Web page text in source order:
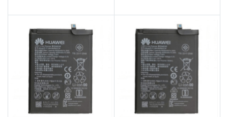
490.000đ Liên hệ
Vệ sinh máy miễn phí
Thời gian lấy máy 30 - 45
phút
Tư vấn giải đáp rõ ràng
Xem trực tiếp quá trình
thay/ép mặt kính
Tùy ý lựa chọn mặt
kính thay
Bảo hành 12 tháng
490.000đ Liên hệ
Vệ sinh máy miễn phí
Thời gian lấy máy 30 - 45
phút
Tư vấn giải đáp rõ ràng
Xem trực tiếp quá trình
thay/ép mặt kính
Tùy ý lựa chọn mặt
kính thay
Bảo hành 12 tháng